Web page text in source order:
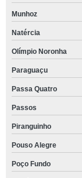
Munhoz
Natércia
Olímpio Noronha
Paraguaçu
Passa Quatro
Passos
Piranguinho
Pouso Alegre
Poço Fundo